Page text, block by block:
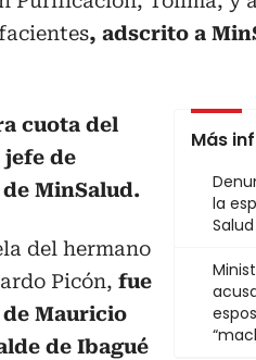
, adscrito a
Más
la
cuota del
de
MinSalud.
del hermano
Picón, fue
Mauricio
de Ibagué